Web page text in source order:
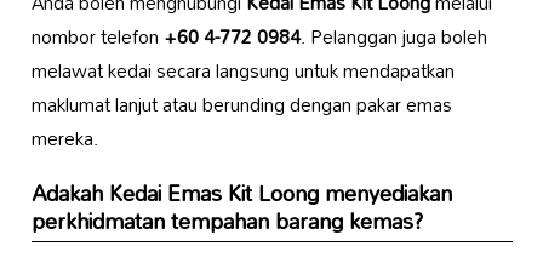
nombor telefon+60 4-772 0984. Pelanggan juga boleh
melawat kedai secara langsung untuk mendapatkan
maklumat lanjut atau berunding dengan pakar emas
mereka.
AdakahKedai Emas Kit Loongmenyediakan
perkhidmatan tempahan barang kemas?